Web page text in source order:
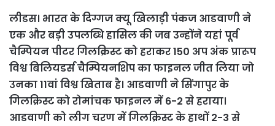
लीडस। भारत के दिग्गज क्यू खिलाड़ी पंकज आडवाणी ने
एक और बड़ी उपलब्धि हासिल की जब उन्होंने यहां पूर्व
चैम्पियन पीटर गिलक्रिस्ट को हराकर 150 अप अंक प्रारूप
विश्व बिलियडर्स चैम्पियनशिप का फाइनल जीत लिया जो
उनका 11वां विश्व खिताब है। आडवाणी ने सिंगापुर के
गिलक्रिस्ट को रोमांचक फाइनल में 6-2 से हराया।
आडवाणी को लीग चरण में गिलक्रिस्ट के हाथों 2-3 से